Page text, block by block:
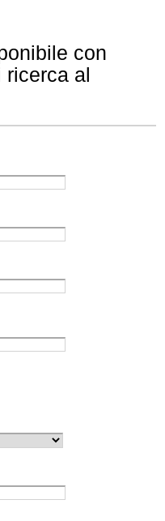
con
ricerca al